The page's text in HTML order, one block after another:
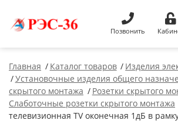
Позвонить
Главная Каталог товаров
Изделия
Установочные изделия общего
скрытого монтажа
Розетки скрытого
Слаботочные розетки скрытого монтажа
телевизионная TV оконечная 1дБ в